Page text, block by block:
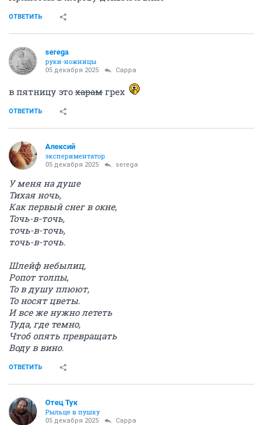
ОТВЕТИТЬ
serega
руки-ножницы
05 декабря 2025 Сарра
в пятницу это харам грех
ОТВЕТИТЬ
Алексий
экспериментатор
05 декабря 2025 serega
У меня на душе
Тихая ночь,
Как первый снег в окне,
Точь-в-точь,
точь-в-точь,
точь-в-точь.
Шлейф небылиц,
Ропот толпы,
То в душу плюют,
То носят цветы.
И все же нужно лететь
Туда, где темно,
Чтоб опять превращать
Воду в вино.
ОТВЕТИТЬ
Отец Тук
Рыльце в пушку
05 декабря 2025 Сарра